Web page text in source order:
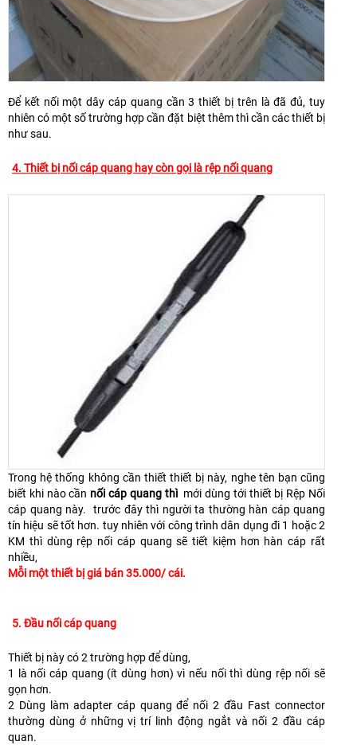
Để kết nối một dây cáp quang cần 3 thiết bị trên là đã đủ, tuy
nhiên có một số trường hợp cần đặt biệt thêm thì cần các thiết bị
như sau.
4. Thiết bị nối cáp quang hay còn gọi là rệp nối quang
Trong hệ thống không cần thiết thiết bị này, nghe tên bạn cũng
biết khi nào cần nối cáp quang thìmới dùng tới thiết bị Rệp Nối
cáp quang này. trước đây thì người ta thường hàn cáp quang
tín hiệu sẽ tốt hơn. tuy nhiên với công trình dân dụng đi 1 hoặc 2
KM thì dùng rệp nối cáp quang sẽ tiết kiệm hơn hàn cáp rất
nhiều,
Mỗi một thiết bị giá bán 35.000/ cái.
5. Đầu nối cáp quang
Thiết bị này có 2 trường hợp để dùng,
1 là nối cáp quang (ít dùng hơn) vì nếu nối thì dùng rệp nối sẽ
gọn hơn.
2 Dùng làm adapter cáp quang để nối 2 đầu Fast connector
thường dùng ở những vị trí linh động ngắt và nối 2 đầu cáp
quan.